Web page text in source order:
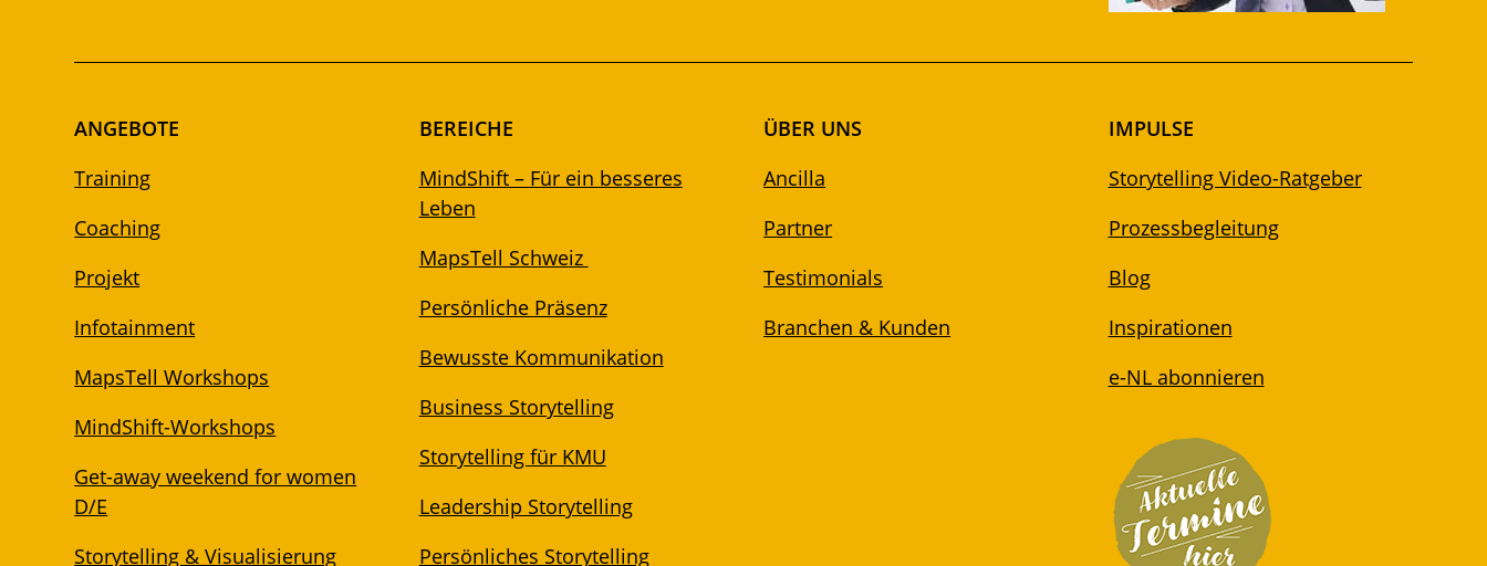
ANGEBOTE
Training
Coaching
Projekt
Infotainment
MapsTell Workshops
MindShift-Workshops
Get-away weekend for women
D/E
Storytelling & Visualisierung
BEREICHE
MindShift – Für ein besseres
Leben
MapsTell Schweiz
Persönliche Präsenz
Bewusste Kommunikation
Business Storytelling
Storytelling für KMU
Leadership Storytelling
Persönliches Storytelling
ÜBER UNS
Ancilla
Partner
Testimonials
Branchen & Kunden
IMPULSE
Storytelling Video-Ratgeber
Prozessbegleitung
Blog
Inspirationen
e-NL abonnieren